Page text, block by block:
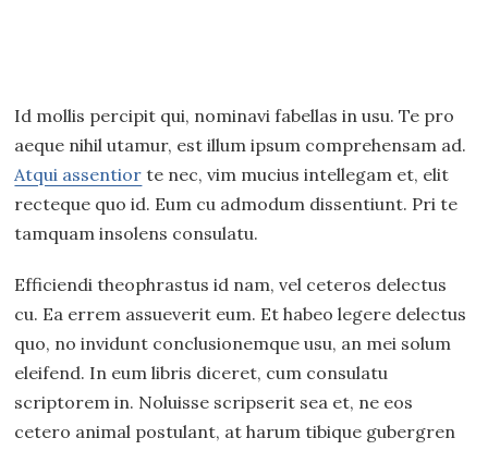
Id mollis percipit qui, nominavi fabellas in usu. Te pro
aeque nihil utamur, est illum ipsum comprehensam ad.
Atqui assentior te nec, vim mucius intellegam et, elit
recteque quo id. Eum cu admodum dissentiunt. Pri te
tamquam insolens consulatu.
Efficiendi theophrastus id nam, vel ceteros delectus
cu. Ea errem assueverit eum. Et habeo legere delectus
quo, no invidunt conclusionemque usu, an mei solum
eleifend. In eum libris diceret, cum consulatu
scriptorem in. Noluisse scripserit sea et, ne eos
cetero animal postulant, at harum tibique gubergren